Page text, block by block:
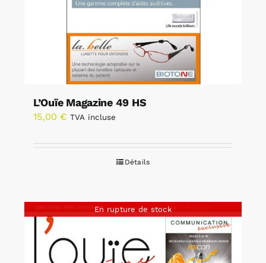
L’Ouïe Magazine 49 HS
15,00 € TVA incluse
Détails
En rupture de stock